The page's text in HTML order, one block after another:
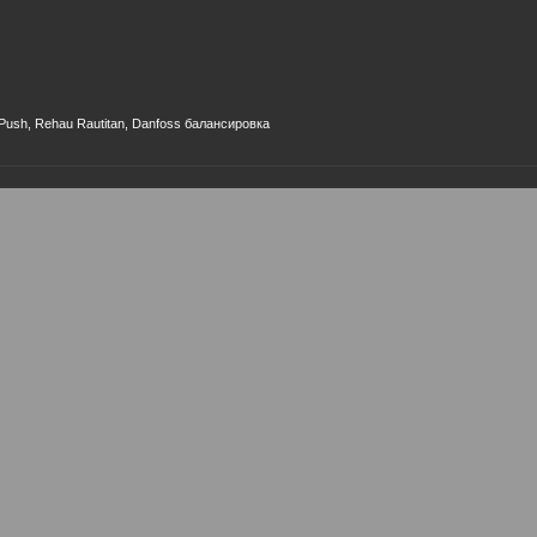
Rehau Rautitan, Danfoss балансировка